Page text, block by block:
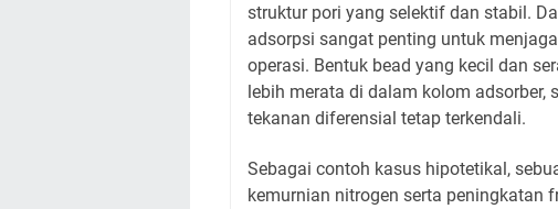
struktur pori yang selektif dan stabil.
adsorpsi sangat penting untuk
operasi. Bentuk bead yang kecil dan
lebih merata di dalam kolom adsorber,
tekanan diferensial tetap terkendali.
Sebagai contoh kasus hipotetikal,
kemurnian nitrogen serta peningkatan